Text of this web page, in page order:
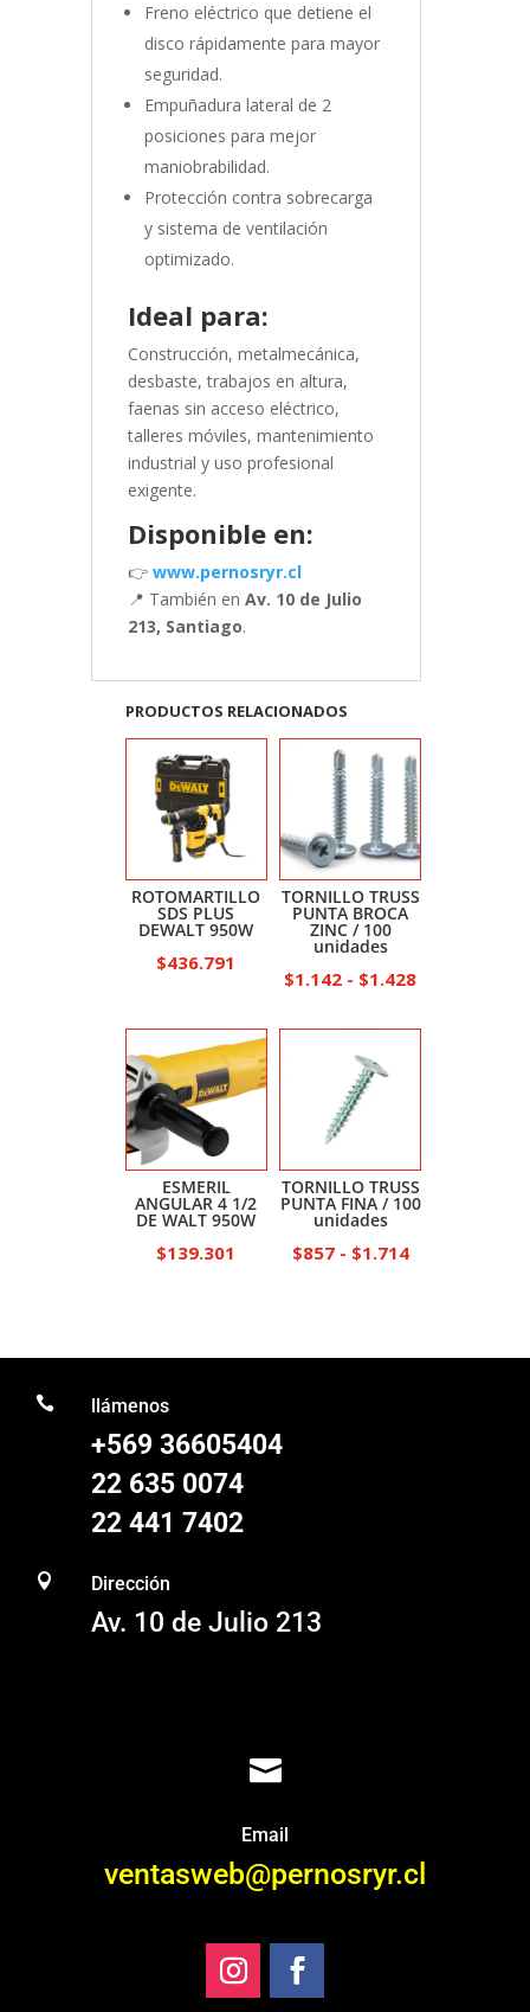
Freno eléctrico que detiene el
disco rápidamente para mayor
seguridad.
Empuñadura lateral de 2
posiciones para mejor
maniobrabilidad.
Protección contra sobrecarga
y sistema de ventilación
optimizado.
Ideal para:
Construcción, metalmecánica,
desbaste, trabajos en altura,
faenas sin acceso eléctrico,
talleres móviles, mantenimiento
industrial y uso profesional
exigente.
Disponible en:
👉 www.pernosryr.cl
📍 También en Av. 10 de Julio
213, Santiago.
PRODUCTOS RELACIONADOS
ROTOMARTILLO
SDS PLUS
DEWALT 950W
$436.791
TORNILLO TRUSS
PUNTA BROCA
ZINC / 100
unidades
$1.142 - $1.428Rango
ESMERIL
ANGULAR 4 1/2
DE WALT 950W
$139.301
TORNILLO TRUSS
PUNTA FINA / 100
unidades
$857 - $1.714Rango
 llámenos
+569 36605404
22 635 0074
22 441 7402
 Dirección
Av. 10 de Julio 213

Email
ventasweb@pernosryr.cl